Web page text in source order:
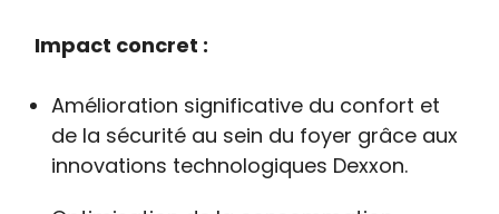
Impact concret :
Amélioration significative du confort et
de la sécurité au sein du foyer grâce aux
innovations technologiques Dexxon.